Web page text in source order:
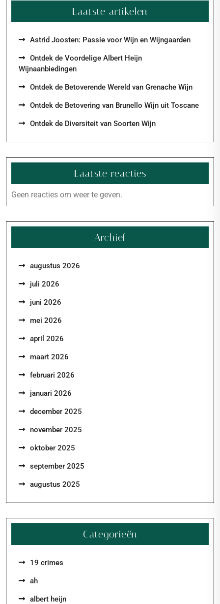
Laatste artikelen
Astrid Joosten: Passie voor Wijn en Wijngaarden
Ontdek de Voordelige Albert Heijn
Wijnaanbiedingen
Ontdek de Betoverende Wereld van Grenache Wijn
Ontdek de Betovering van Brunello Wijn uit Toscane
Ontdek de Diversiteit van Soorten Wijn
Laatste reacties
Geen reacties om weer te geven.
Archief
augustus 2026
juli 2026
juni 2026
mei 2026
april 2026
maart 2026
februari 2026
januari 2026
december 2025
november 2025
oktober 2025
september 2025
augustus 2025
Categorieën
19 crimes
ah
albert heijn